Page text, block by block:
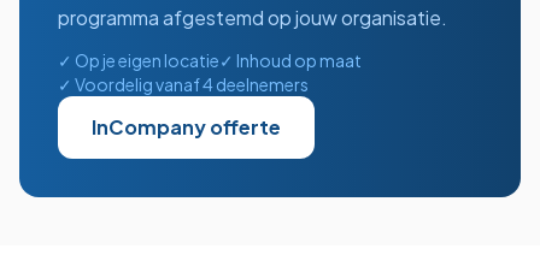
programma afgestemd op jouw organisatie.
✓ Op je eigen locatie✓ Inhoud op maat
✓ Voordelig vanaf 4 deelnemers
InCompany offerte